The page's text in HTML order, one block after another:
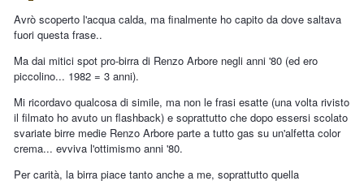
Avrò scoperto l'acqua calda, ma finalmente ho capito da dove saltava
fuori questa frase..
Ma dai mitici spot pro-birra di Renzo Arbore negli anni '80 (ed ero
piccolino... 1982 = 3 anni).
Mi ricordavo qualcosa di simile, ma non le frasi esatte (una volta rivisto
il filmato ho avuto un flashback) e soprattutto che dopo essersi scolato
svariate birre medie Renzo Arbore parte a tutto gas su un'alfetta color
crema... evviva l'ottimismo anni '80.
Per carità, la birra piace tanto anche a me, soprattutto quella